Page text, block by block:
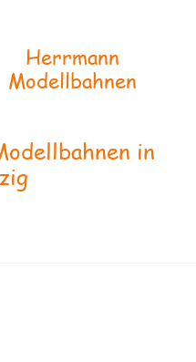
Herrmann
Modellbahnen
in